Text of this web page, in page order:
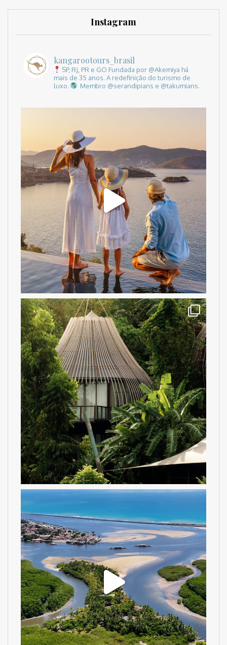
Instagram
kangarootours_brasil
SP, RJ, PR e GO Fundada por @Akemiya há
mais de 35 anos. A redefinição do turismo de
luxo.
Membro @serandipians e @takumians.